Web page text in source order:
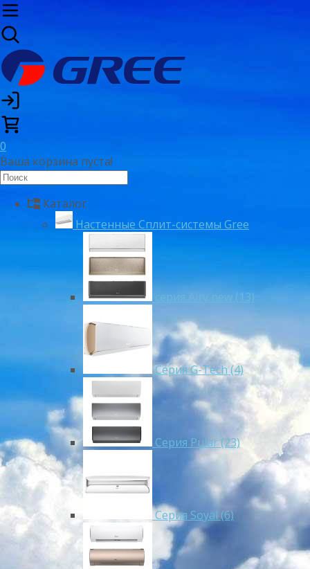
0
Ваша корзина пуста!
Каталог
Настенные Сплит-системы Gree
серия Airy new (13)
Серия G-Tech (4)
Серия Pular (23)
Cерия Soyal (6)